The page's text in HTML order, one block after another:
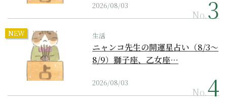
2026/08/03
No.
NEW 生活
ニャンコ先生の開運星占い（8/3～
8/9）獅子座、乙女座…
2026/08/03
No.